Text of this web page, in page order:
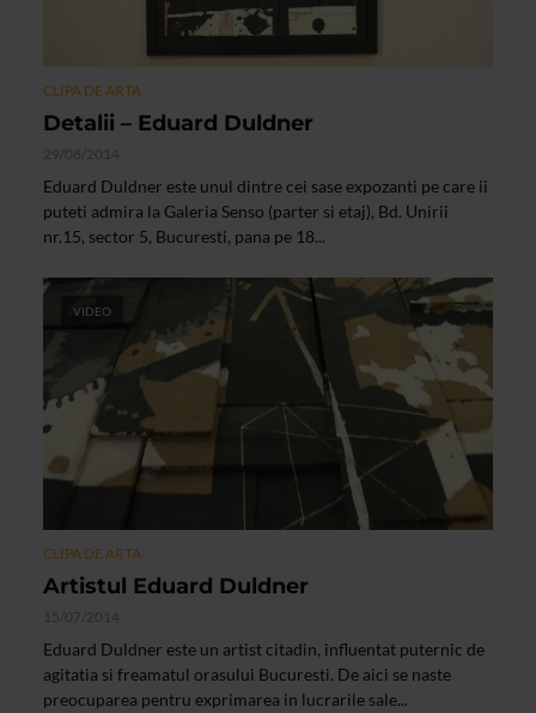
CLIPA DE ARTA
Detalii – Eduard Duldner
29/08/2014
Eduard Duldner este unul dintre cei sase expozanti pe care ii
puteti admira la Galeria Senso (parter si etaj), Bd. Unirii
nr.15, sector 5, Bucuresti, pana pe 18...
VIDEO
CLIPA DE ARTA
Artistul Eduard Duldner
15/07/2014
Eduard Duldner este un artist citadin, influentat puternic de
agitatia si freamatul orasului Bucuresti. De aici se naste
preocuparea pentru exprimarea in lucrarile sale...